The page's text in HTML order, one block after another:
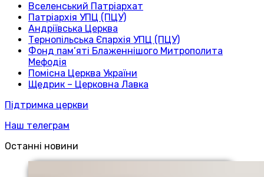
Вселенський Патріархат
Патріархія УПЦ (ПЦУ)
Андріївська Церква
Тернопільська Єпархія УПЦ (ПЦУ)
Фонд пам’яті Блаженнішого Митрополита
Мефодія
Помісна Церква України
Щедрик – Церковна Лавка
Підтримка церкви
Наш телеграм
Останні новини